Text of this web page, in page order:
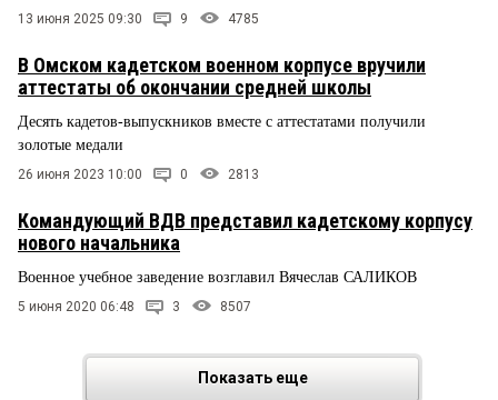
13 июня 2025 09:30 9 4785
В Омском кадетском военном корпусе вручили
аттестаты об окончании средней школы
Десять кадетов-выпускников вместе с аттестатами получили
золотые медали
26 июня 2023 10:00 0 2813
Командующий ВДВ представил кадетскому корпусу
нового начальника
Военное учебное заведение возглавил Вячеслав САЛИКОВ
5 июня 2020 06:48 3 8507
Показать еще